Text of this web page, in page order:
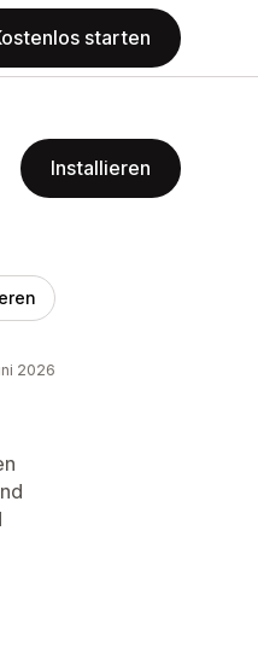
starten
Installieren
2026